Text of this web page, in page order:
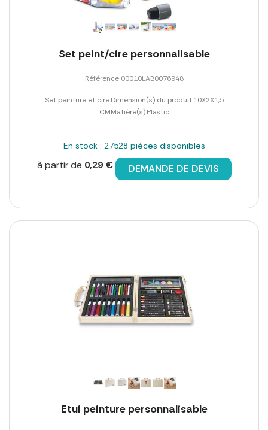
Set peint/cire personnalisable
Référence 00010LAB0076948
Set peinture et cire.Dimension(s) du produit:10X2X1,5
CMMatière(s):Plastic
En stock : 27528 pièces disponibles
à partir de 0,29 € DEMANDE DE DEVIS
Etui peinture personnalisable